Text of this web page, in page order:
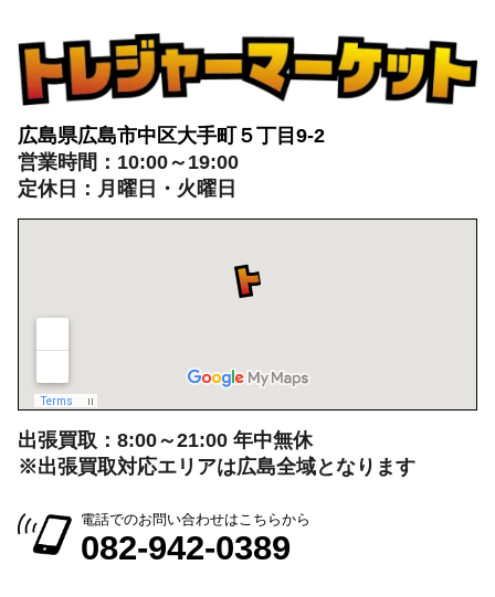
広島県広島市中区大手町５丁目9-2
営業時間：10:00～19:00
定休日：月曜日・火曜日
出張買取：8:00～21:00 年中無休
※出張買取対応エリアは広島全域となります
電話でのお問い合わせはこちらから
082-942-0389